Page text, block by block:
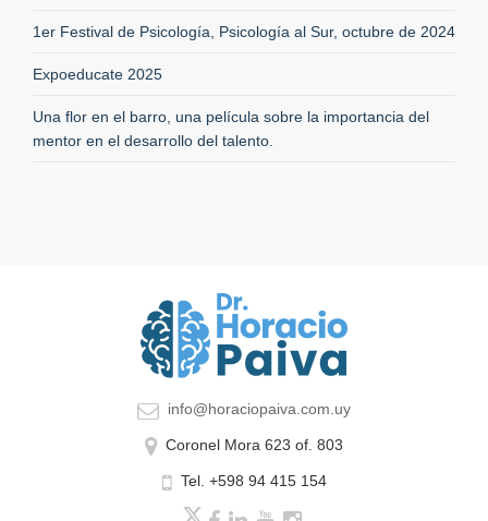
1er Festival de Psicología, Psicología al Sur, octubre de 2024
Expoeducate 2025
Una flor en el barro, una película sobre la importancia del
mentor en el desarrollo del talento.
info@horaciopaiva.com.uy
Coronel Mora 623 of. 803
Tel. +598 94 415 154